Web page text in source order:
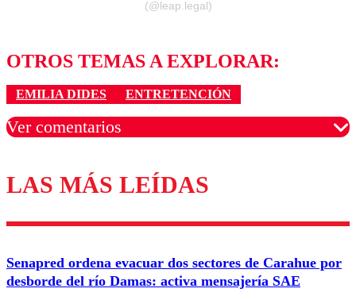
(@leap.legal)
OTROS TEMAS A EXPLORAR:
EMILIA DIDES ENTRETENCIÓN
Ver comentarios
Los comentarios son moderados para garantizar un
diálogo respetuoso.
Correo
LAS MÁS LEÍDAS
Senapred ordena evacuar dos sectores de Carahue por
desborde del río Damas: activa mensajería SAE